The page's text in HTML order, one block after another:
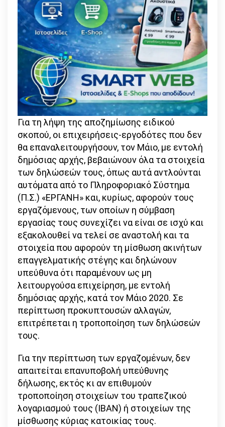
Για τη λήψη της αποζημίωσης ειδικού
σκοπού, οι επιχειρήσεις-εργοδότες που δεν
θα επαναλειτουργήσουν, τον Μάιο, με εντολή
δημόσιας αρχής, βεβαιώνουν όλα τα στοιχεία
των δηλώσεών τους, όπως αυτά αντλούνται
αυτόματα από το Πληροφοριακό Σύστημα
(Π.Σ.) «ΕΡΓΑΝΗ» και, κυρίως, αφορούν τους
εργαζόμενους, των οποίων η σύμβαση
εργασίας τους συνεχίζει να είναι σε ισχύ και
εξακολουθεί να τελεί σε αναστολή και τα
στοιχεία που αφορούν τη μίσθωση ακινήτων
επαγγελματικής στέγης και δηλώνουν
υπεύθυνα ότι παραμένουν ως μη
λειτουργούσα επιχείρηση, με εντολή
δημόσιας αρχής, κατά τον Μάιο 2020. Σε
περίπτωση προκυπτουσών αλλαγών,
επιτρέπεται η τροποποίηση των δηλώσεών
τους.
Για την περίπτωση των εργαζομένων, δεν
απαιτείται επανυποβολή υπεύθυνης
δήλωσης, εκτός κι αν επιθυμούν
τροποποίηση στοιχείων του τραπεζικού
λογαριασμού τους (ΙΒΑΝ) ή στοιχείων της
μίσθωσης κύριας κατοικίας τους.